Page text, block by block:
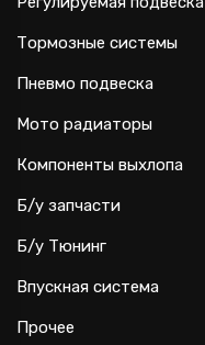
Тормозные системы
Пневмо подвеска
Мото радиаторы
Компоненты выхлопа
Б/у запчасти
Б/у Тюнинг
Впускная система
Прочее